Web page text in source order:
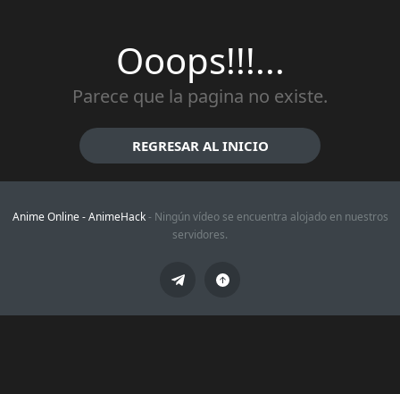
Ooops!!!...
Parece que la pagina no existe.
REGRESAR AL INICIO
Anime Online -AnimeHack- Ningún vídeo se encuentra alojado en nuestros
servidores.